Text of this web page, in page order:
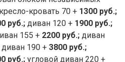
кровать 70 + 1300 руб.;
руб.; диван 120 + 1900 руб.;
155 + 2200 руб.; диван
диван 190 + 3800 руб.;
руб.; угловой диван 220 +